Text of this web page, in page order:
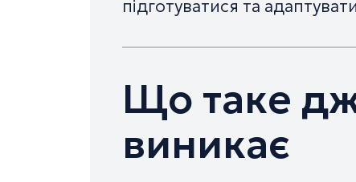
підготуватися та
Що таке
виникає